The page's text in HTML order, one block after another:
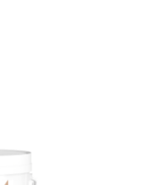
Marque: Bayrol